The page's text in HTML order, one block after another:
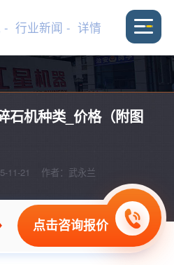
- 行业新闻 - 详情
石机种类_价格（附图
11-21 作者：武永兰
点击咨询报价